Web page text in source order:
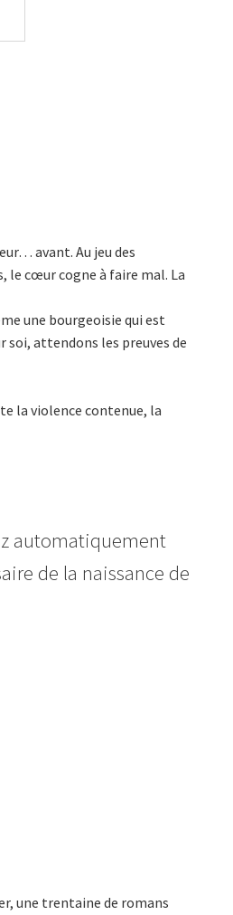
avant. Au jeu des
le cœur cogne à faire mal. La
une bourgeoisie qui est
soi, attendons les preuves de
la violence contenue, la
automatiquement
de la naissance de
une trentaine de romans